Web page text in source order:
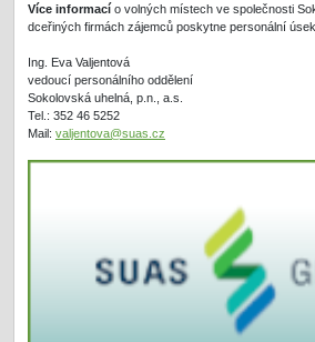
Více informací o volných místech ve společnosti
dceřiných firmách zájemců poskytne personální
Ing. Eva Valjentová
vedoucí personálního oddělení
Sokolovská uhelná, p.n., a.s.
Tel.: 352 46 5252
Mail: valjentova@suas.cz